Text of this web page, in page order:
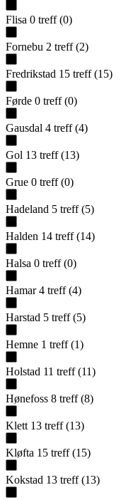
Flisa 0 treff (0)
Fornebu 2 treff (2)
Fredrikstad 15 treff (15)
Førde 0 treff (0)
Gausdal 4 treff (4)
Gol 13 treff (13)
Grue 0 treff (0)
Hadeland 5 treff (5)
Halden 14 treff (14)
Halsa 0 treff (0)
Hamar 4 treff (4)
Harstad 5 treff (5)
Hemne 1 treff (1)
Holstad 11 treff (11)
Hønefoss 8 treff (8)
Klett 13 treff (13)
Kløfta 15 treff (15)
Kokstad 13 treff (13)